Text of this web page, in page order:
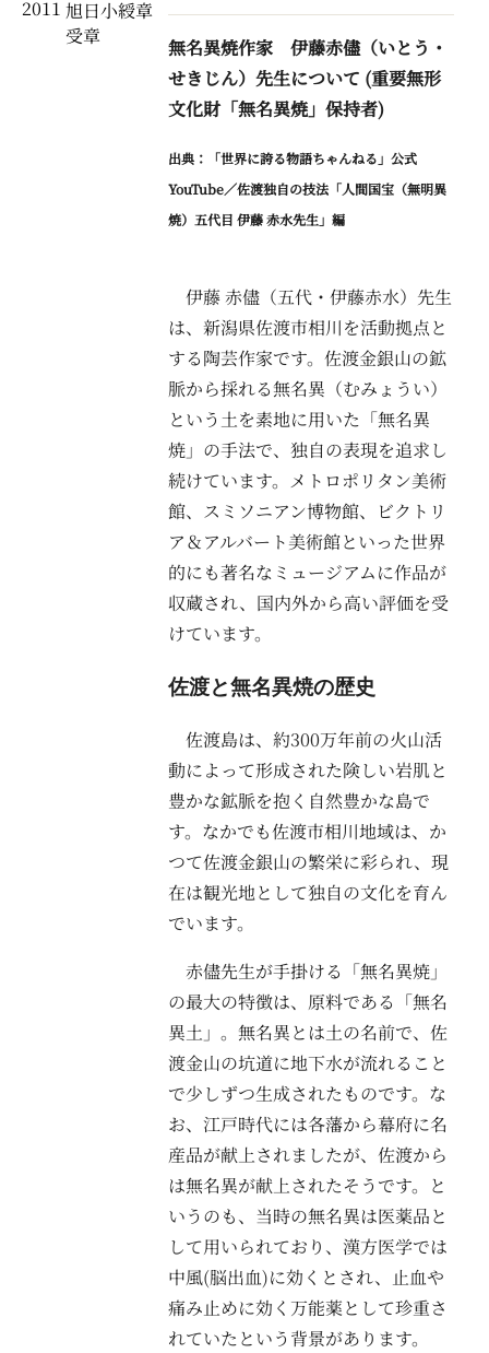
2011 旭日小綬章
受章
無名異焼作家 伊藤赤儘（いとう・
せきじん）先生について (重要無形
文化財「無名異焼」保持者)
出典：「世界に誇る物語ちゃんねる」公式
YouTube／佐渡独自の技法「人間国宝（無明異
焼）五代目 伊藤 赤水先生」編
伊藤 赤儘（五代・伊藤赤水）先生
は、新潟県佐渡市相川を活動拠点と
する陶芸作家です。佐渡金銀山の鉱
脈から採れる無名異（むみょうい）
という土を素地に用いた「無名異
焼」の手法で、独自の表現を追求し
続けています。メトロポリタン美術
館、スミソニアン博物館、ビクトリ
ア＆アルバート美術館といった世界
的にも著名なミュージアムに作品が
収蔵され、国内外から高い評価を受
けています。
佐渡と無名異焼の歴史
佐渡島は、約300万年前の火山活
動によって形成された険しい岩肌と
豊かな鉱脈を抱く自然豊かな島で
す。なかでも佐渡市相川地域は、か
つて佐渡金銀山の繁栄に彩られ、現
在は観光地として独自の文化を育ん
でいます。
赤儘先生が手掛ける「無名異焼」
の最大の特徴は、原料である「無名
異土」。無名異とは土の名前で、佐
渡金山の坑道に地下水が流れること
で少しずつ生成されたものです。な
お、江戸時代には各藩から幕府に名
産品が献上されましたが、佐渡から
は無名異が献上されたそうです。と
いうのも、当時の無名異は医薬品と
して用いられており、漢方医学では
中風(脳出血)に効くとされ、止血や
痛み止めに効く万能薬として珍重さ
れていたという背景があります。